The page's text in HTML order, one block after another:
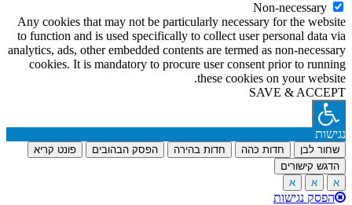
Non-necessary
Any cookies that may not be particularly necessary for the website
to function and is used specifically to collect user personal data via
analytics, ads, other embedded contents are termed as non-necessary
cookies. It is mandatory to procure user consent prior to running
these cookies on your website.
SAVE & ACCEPT
נגישות
שחור לבן חדות כהה חדות בהירה הפסק הבהובים
פונט קריא
הדגש קישורים
א
א א
הפסק נגישות